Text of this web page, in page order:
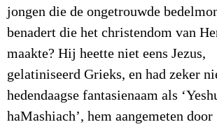
jongen die de ongetrouwde
benadert die het christendom van
maakte? Hij heette niet eens Jezus,
gelatiniseerd Grieks, en had zeker
hedendaagse fantasienaam als
haMashiach’, hem aangemeten door